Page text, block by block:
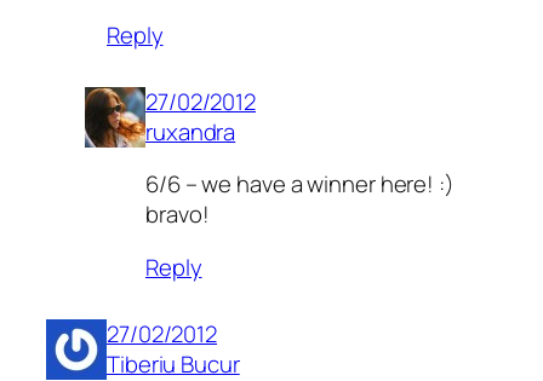
Reply
27/02/2012
ruxandra
6/6 – we have a winner here! :)
bravo!
Reply
27/02/2012
Tiberiu Bucur